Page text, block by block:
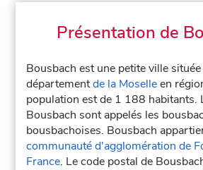
Présentation de
Bousbach est une petite ville
départementde la Moselleen
population est de 1 188 habitants.
Bousbach sont appelés les
bousbachoises. Bousbach
communauté d'agglomération de
France. Le code postal de